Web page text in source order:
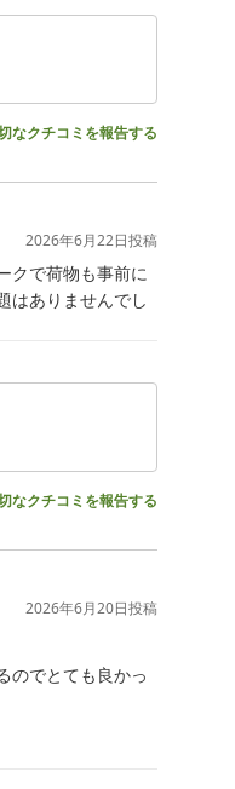
なクチコミを報告する
2026年6月22日投稿
クで荷物も事前に
はありませんでし
なクチコミを報告する
2026年6月20日投稿
のでとても良かっ